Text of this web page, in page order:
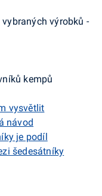
výrobků -
kempů
vysvětlit
návod
je podíl
šedesátníky